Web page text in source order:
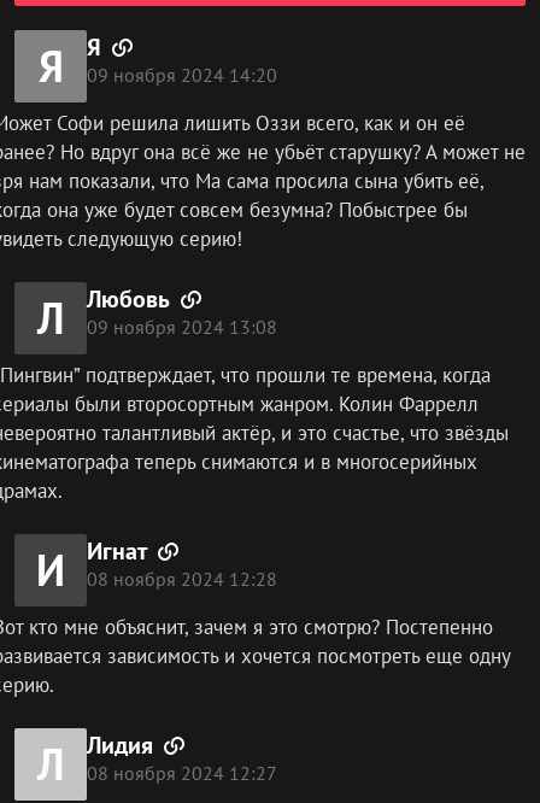
Я Я
09 ноября 2024 14:20
Софи решила лишить Оззи всего, как и он её
Но вдруг она всё же не убьёт старушку? А может не
нам показали, что Ма сама просила сына убить её,
она уже будет совсем безумна? Побыстрее бы
следующую серию!
Л Любовь
09 ноября 2024 13:08
подтверждает, что прошли те времена, когда
были второсортным жанром. Колин Фаррелл
талантливый актёр, и это счастье, что звёзды
теперь снимаются и в многосерийных
И Игнат
08 ноября 2024 12:28
кто мне объяснит, зачем я это смотрю? Постепенно
зависимость и хочется посмотреть еще одну
Л Лидия
08 ноября 2024 12:27